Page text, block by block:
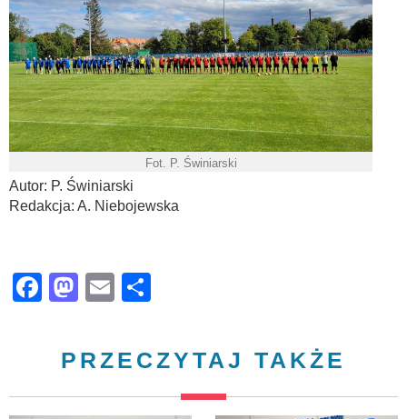
Fot. P. Świniarski
Autor: P. Świniarski
Redakcja: A. Niebojewska
Facebook
Mastodon
Email
PRZECZYTAJ TAKŻE